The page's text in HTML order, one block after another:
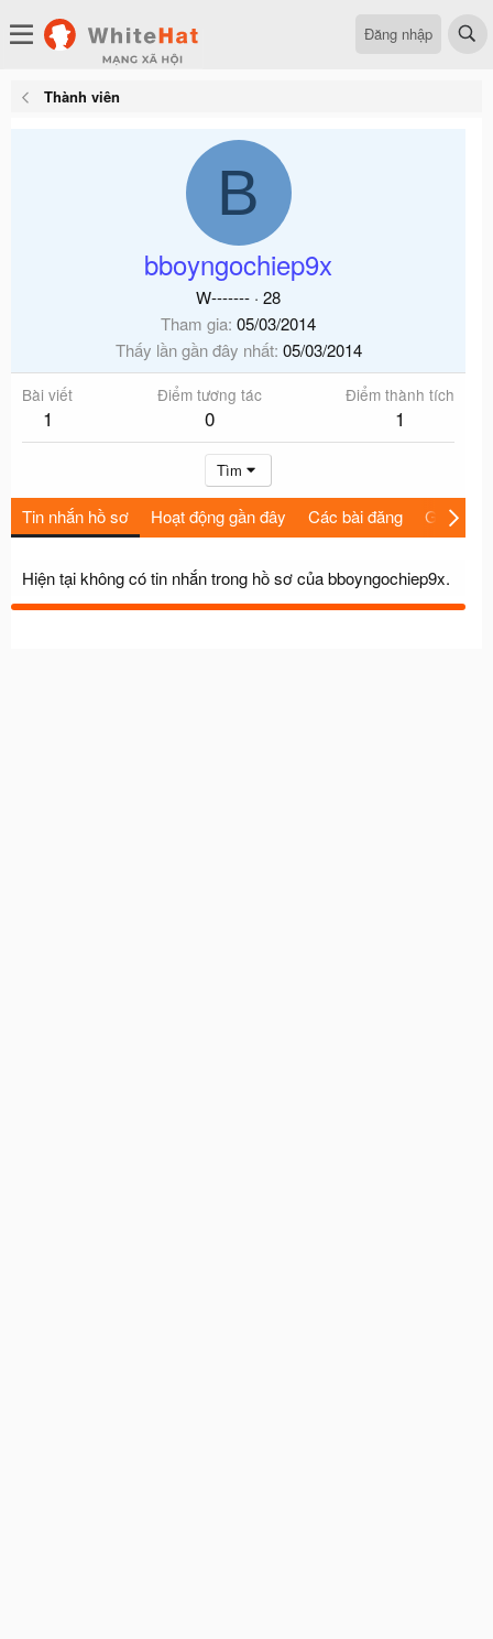
Đăng nhập
Thành viên
B
bboyngochiep9x
W------- · 28
Tham gia 05/03/2014
Thấy lần gần đây nhất 05/03/2014
Bài viết
1
Điểm tương tác
0
Điểm thành tích
1
Tìm
Tin nhắn hồ sơ Hoạt động gần đây Các bài đăng Giới thiệu
Hiện tại không có tin nhắn trong hồ sơ của bboyngochiep9x.